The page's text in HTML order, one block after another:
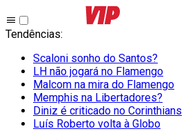
Tendências:
Scaloni sonho do Santos?
LH não jogará no Flamengo
Malcom na mira do Flamengo
Memphis na Libertadores?
Diniz é criticado no Corinthians
Luís Roberto volta à Globo